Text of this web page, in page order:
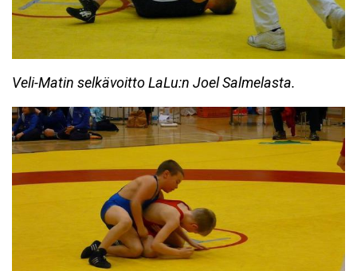
Veli-Matin selkävoitto LaLu:n Joel Salmelasta.